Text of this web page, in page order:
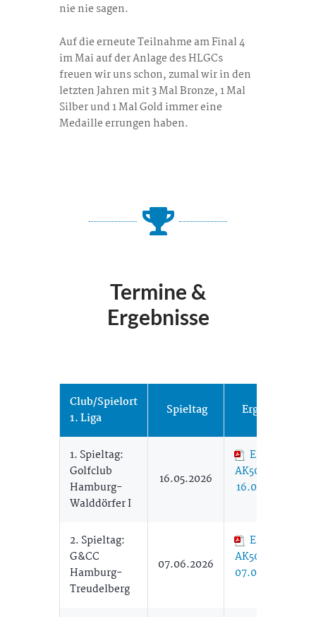
nie nie sagen.
Auf die erneute Teilnahme am Final 4
im Mai auf der Anlage des HLGCs
freuen wir uns schon, zumal wir in den
letzten Jahren mit 3 Mal Bronze, 1 Mal
Silber und 1 Mal Gold immer eine
Medaille errungen haben.
Termine &
Ergebnisse
Club/Spielort
1. Liga
Spieltag Ergebnisse
1. Spieltag:
Golfclub
Hamburg-
Walddörfer I
16.05.2026
Ergebnisse
AK50 Herren 1
16.05. (204,51
2. Spieltag:
G&CC
Hamburg-
Treudelberg
07.06.2026
Ergebnisse
AK50 Herren 1
07.06. (192,78